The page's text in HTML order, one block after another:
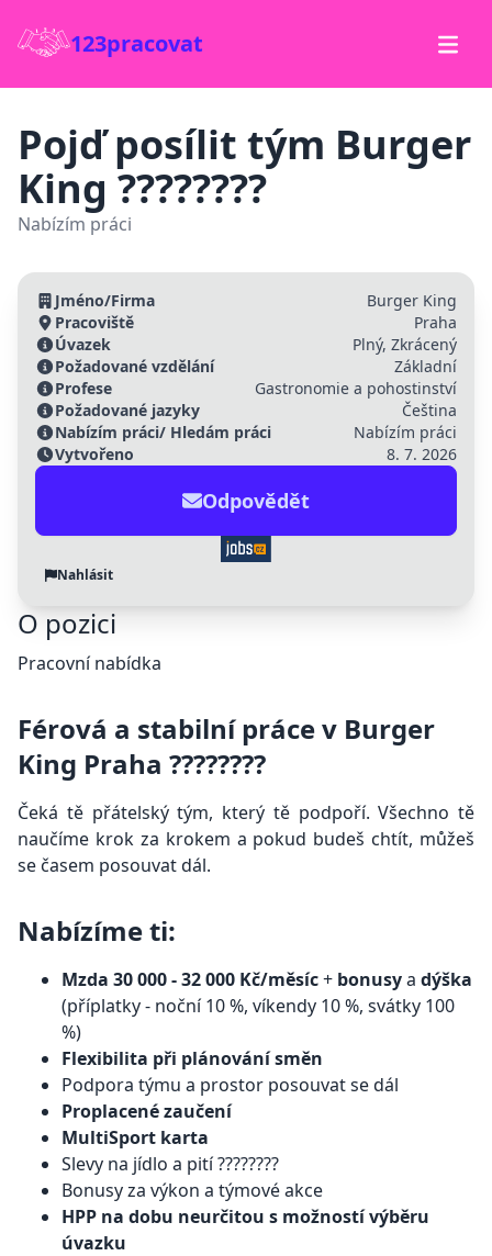
123pracovat
Pojď posílit tým Burger
King ????????
Nabízím práci
Jméno/Firma
Burger King
Pracoviště
Praha
Úvazek
Plný, Zkrácený
Požadované vzdělání
Základní
Profese
Gastronomie a pohostinství
Požadované jazyky
Čeština
Nabízím práci/ Hledám práci
Nabízím práci
Vytvořeno
8. 7. 2026
Odpovědět
Nahlásit
O pozici
Pracovní nabídka
Férová a stabilní práce v Burger
King Praha ????????
Čeká tě přátelský tým, který tě podpoří. Všechno tě
naučíme krok za krokem a pokud budeš chtít, můžeš
se časem posouvat dál.
Nabízíme ti:
Mzda 30 000 - 32 000 Kč/měsíc+ bonusya dýška
(příplatky - noční 10 %, víkendy 10 %, svátky 100
%)
Flexibilita při plánování směn
Podpora týmu a prostor posouvat se dál
Proplacené zaučení
MultiSport karta
Slevy na jídlo a pití ????????
Bonusy za výkon a týmové akce
HPP na dobu neurčitou s možností výběru
úvazku